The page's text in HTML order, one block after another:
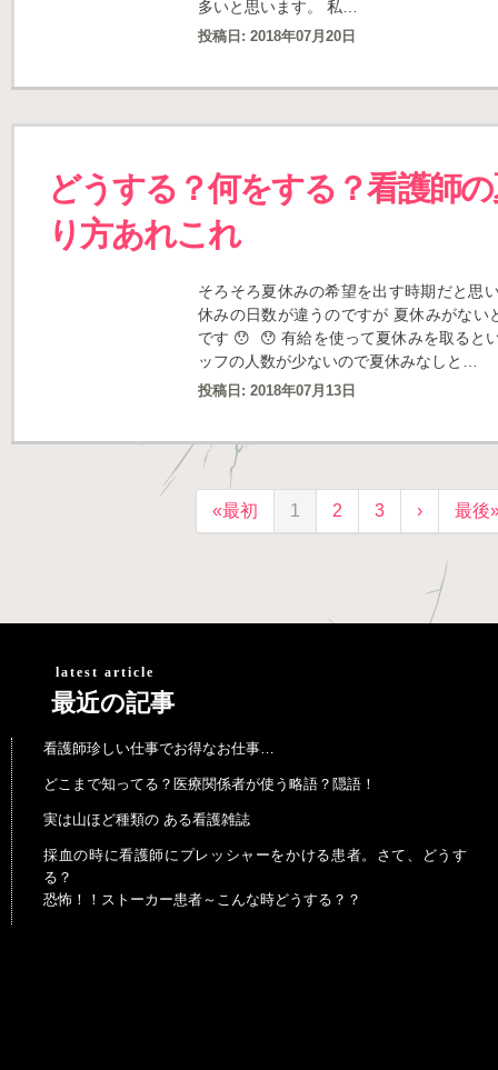
多いと思います。 私…
投稿日: 2018年07月20日
どうする？何をする？看護師
り方あれこれ
そろそろ夏休みの希望を出す時期だと思
休みの日数が違うのですが 夏休みがない
です 😯 😯 有給を使って夏休みを取ると
ッフの人数が少ないので夏休みなしと…
投稿日: 2018年07月13日
«最初 1 2 3 › 最後
latest article
最近の記事
看護師珍しい仕事でお得なお仕事…
どこまで知ってる？医療関係者が使う略語？隠語！
実は山ほど種類の ある看護雑誌
採血の時に看護師にプレッシャーをかける患者。さて、どうす
る？
恐怖！！ストーカー患者～こんな時どうする？？